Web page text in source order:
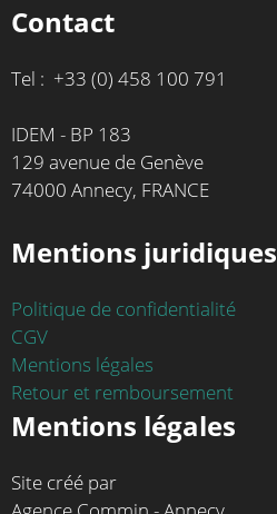
Contact
Tel : +33 (0) 458 100 791
IDEM - BP 183
129 avenue de Genève
74000 Annecy, FRANCE
Mentions juridiques
Politique de confidentialité
CGV
Mentions légales
Retour et remboursement
Mentions légales
Site créé par